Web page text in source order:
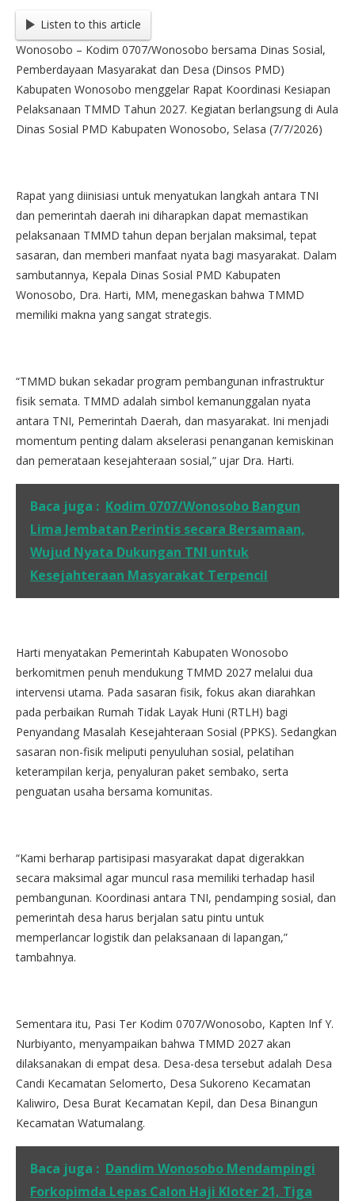
Listen to this article
Wonosobo – Kodim 0707/Wonosobo bersama Dinas Sosial,
Pemberdayaan Masyarakat dan Desa (Dinsos PMD)
Kabupaten Wonosobo menggelar Rapat Koordinasi Kesiapan
Pelaksanaan TMMD Tahun 2027. Kegiatan berlangsung di Aula
Dinas Sosial PMD Kabupaten Wonosobo, Selasa (7/7/2026)
Rapat yang diinisiasi untuk menyatukan langkah antara TNI
dan pemerintah daerah ini diharapkan dapat memastikan
pelaksanaan TMMD tahun depan berjalan maksimal, tepat
sasaran, dan memberi manfaat nyata bagi masyarakat. Dalam
sambutannya, Kepala Dinas Sosial PMD Kabupaten
Wonosobo, Dra. Harti, MM, menegaskan bahwa TMMD
memiliki makna yang sangat strategis.
“TMMD bukan sekadar program pembangunan infrastruktur
fisik semata. TMMD adalah simbol kemanunggalan nyata
antara TNI, Pemerintah Daerah, dan masyarakat. Ini menjadi
momentum penting dalam akselerasi penanganan kemiskinan
dan pemerataan kesejahteraan sosial,” ujar Dra. Harti.
Baca juga : Kodim 0707/Wonosobo Bangun
Lima Jembatan Perintis secara Bersamaan,
Wujud Nyata Dukungan TNI untuk
Kesejahteraan Masyarakat Terpencil
Harti menyatakan Pemerintah Kabupaten Wonosobo
berkomitmen penuh mendukung TMMD 2027 melalui dua
intervensi utama. Pada sasaran fisik, fokus akan diarahkan
pada perbaikan Rumah Tidak Layak Huni (RTLH) bagi
Penyandang Masalah Kesejahteraan Sosial (PPKS). Sedangkan
sasaran non-fisik meliputi penyuluhan sosial, pelatihan
keterampilan kerja, penyaluran paket sembako, serta
penguatan usaha bersama komunitas.
“Kami berharap partisipasi masyarakat dapat digerakkan
secara maksimal agar muncul rasa memiliki terhadap hasil
pembangunan. Koordinasi antara TNI, pendamping sosial, dan
pemerintah desa harus berjalan satu pintu untuk
memperlancar logistik dan pelaksanaan di lapangan,”
tambahnya.
Sementara itu, Pasi Ter Kodim 0707/Wonosobo, Kapten Inf Y.
Nurbiyanto, menyampaikan bahwa TMMD 2027 akan
dilaksanakan di empat desa. Desa-desa tersebut adalah Desa
Candi Kecamatan Selomerto, Desa Sukoreno Kecamatan
Kaliwiro, Desa Burat Kecamatan Kepil, dan Desa Binangun
Kecamatan Watumalang.
Baca juga : Dandim Wonosobo Mendampingi
Forkopimda Lepas Calon Haji Kloter 21, Tiga